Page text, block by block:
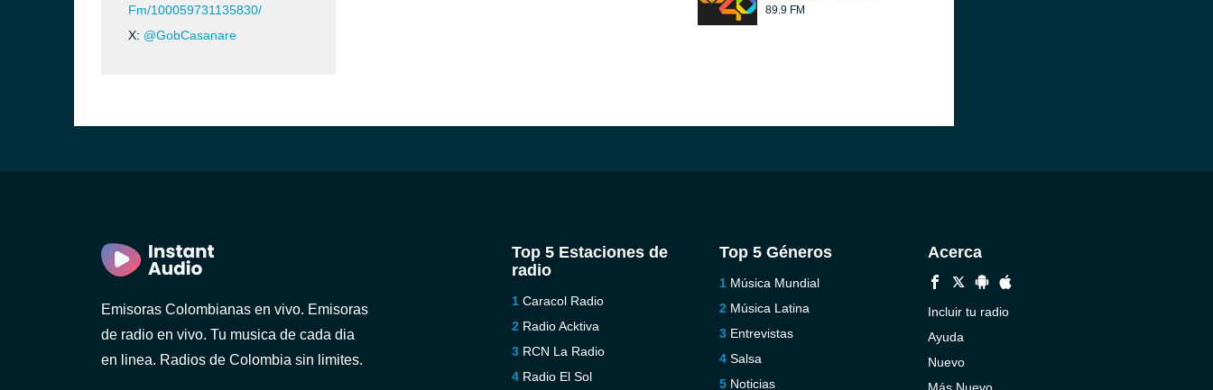
Fm/100059731135830/
X: @GobCasanare
89.9 FM
Emisoras Colombianas en vivo. Emisoras
de radio en vivo. Tu musica de cada dia
en linea. Radios de Colombia sin limites.
Top 5 Estaciones de
radio
Caracol Radio
Radio Acktiva
RCN La Radio
Radio El Sol
Top 5 Géneros
Música Mundial
Música Latina
Entrevistas
Salsa
Noticias
Acerca
Incluir tu radio
Ayuda
Nuevo